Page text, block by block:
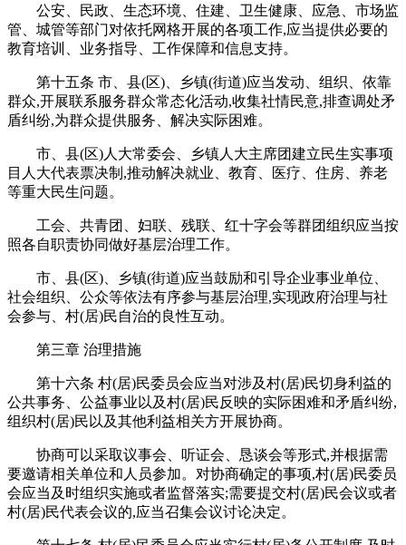
公安、民政、生态环境、住建、卫生健康、应急、市场监
管、城管等部门对依托网格开展的各项工作,应当提供必要的
教育培训、业务指导、工作保障和信息支持。
第十五条 市、县(区)、乡镇(街道)应当发动、组织、依靠
群众,开展联系服务群众常态化活动,收集社情民意,排查调处矛
盾纠纷,为群众提供服务、解决实际困难。
市、县(区)人大常委会、乡镇人大主席团建立民生实事项
目人大代表票决制,推动解决就业、教育、医疗、住房、养老
等重大民生问题。
工会、共青团、妇联、残联、红十字会等群团组织应当按
照各自职责协同做好基层治理工作。
市、县(区)、乡镇(街道)应当鼓励和引导企业事业单位、
社会组织、公众等依法有序参与基层治理,实现政府治理与社
会参与、村(居)民自治的良性互动。
第三章 治理措施
第十六条 村(居)民委员会应当对涉及村(居)民切身利益的
公共事务、公益事业以及村(居)民反映的实际困难和矛盾纠纷,
组织村(居)民以及其他利益相关方开展协商。
协商可以采取议事会、听证会、恳谈会等形式,并根据需
要邀请相关单位和人员参加。对协商确定的事项,村(居)民委员
会应当及时组织实施或者监督落实;需要提交村(居)民会议或者
村(居)民代表会议的,应当召集会议讨论决定。